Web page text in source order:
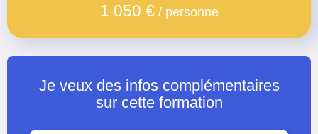
1 050 € / personne
Je veux des infos complémentaires
sur cette formation